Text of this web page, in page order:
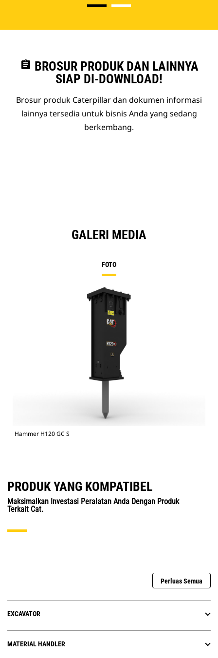
assignment BROSUR PRODUK DAN LAINNYA
SIAP DI-DOWNLOAD!
Brosur produk Caterpillar dan dokumen informasi
lainnya tersedia untuk bisnis Anda yang sedang
berkembang.
GALERI MEDIA
FOTO
Hammer H120 GC S
PRODUK YANG KOMPATIBEL
Maksimalkan Investasi Peralatan Anda Dengan Produk
Terkait Cat.
Perluas Semua
EXCAVATOR
MATERIAL HANDLER